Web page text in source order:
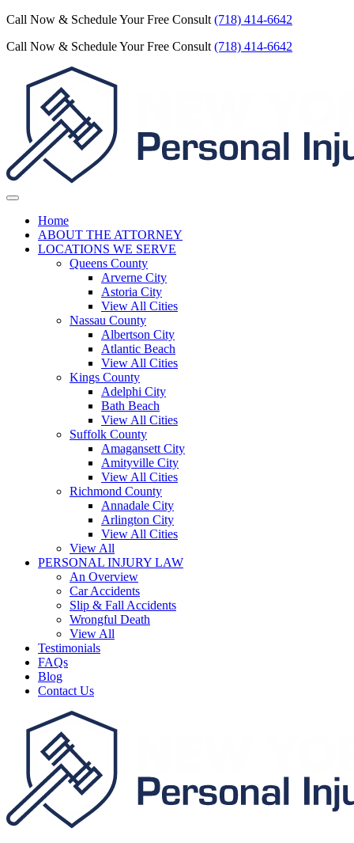
Call Now & Schedule Your Free Consult (718) 414-6642
Call Now & Schedule Your Free Consult (718) 414-6642
Home
ABOUT THE ATTORNEY
LOCATIONS WE SERVE
Queens County
Arverne City
Astoria City
View All Cities
Nassau County
Albertson City
Atlantic Beach
View All Cities
Kings County
Adelphi City
Bath Beach
View All Cities
Suffolk County
Amagansett City
Amityville City
View All Cities
Richmond County
Annadale City
Arlington City
View All Cities
View All
PERSONAL INJURY LAW
An Overview
Car Accidents
Slip & Fall Accidents
Wrongful Death
View All
Testimonials
FAQs
Blog
Contact Us